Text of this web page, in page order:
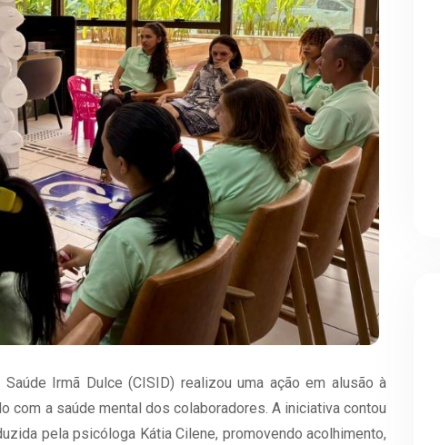
Irmã Dulce (CISID) realizou uma ação em alusão à
com a saúde mental dos colaboradores. A iniciativa contou
pela psicóloga Kátia Cilene, promovendo acolhimento,